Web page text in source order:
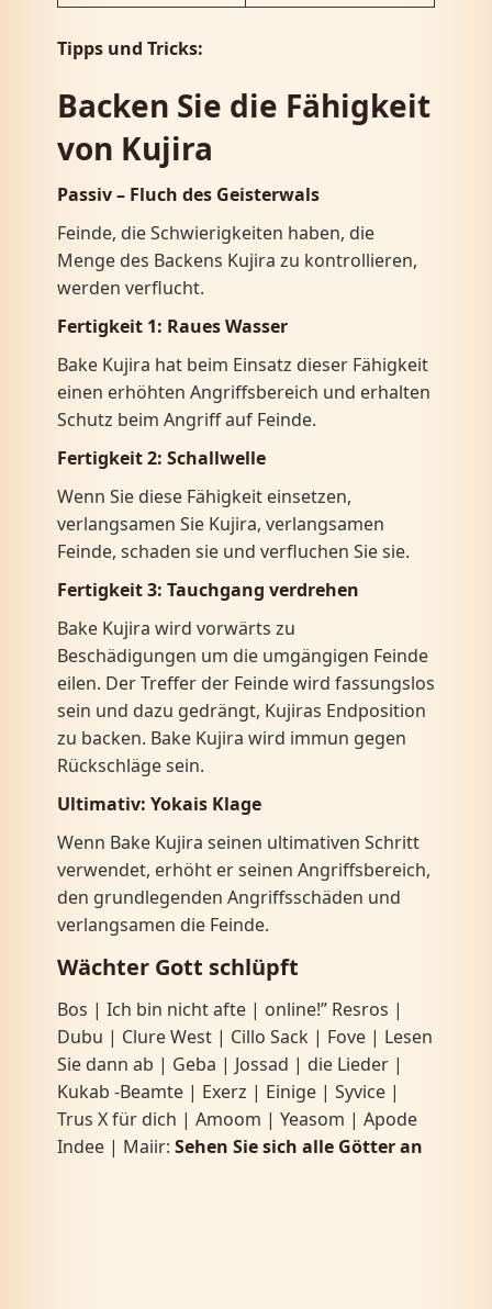
Tipps und Tricks:
Backen Sie die Fähigkeit
von Kujira
Passiv – Fluch des Geisterwals
Feinde, die Schwierigkeiten haben, die
Menge des Backens Kujira zu kontrollieren,
werden verflucht.
Fertigkeit 1: Raues Wasser
Bake Kujira hat beim Einsatz dieser Fähigkeit
einen erhöhten Angriffsbereich und erhalten
Schutz beim Angriff auf Feinde.
Fertigkeit 2: Schallwelle
Wenn Sie diese Fähigkeit einsetzen,
verlangsamen Sie Kujira, verlangsamen
Feinde, schaden sie und verfluchen Sie sie.
Fertigkeit 3: Tauchgang verdrehen
Bake Kujira wird vorwärts zu
Beschädigungen um die umgängigen Feinde
eilen. Der Treffer der Feinde wird fassungslos
sein und dazu gedrängt, Kujiras Endposition
zu backen. Bake Kujira wird immun gegen
Rückschläge sein.
Ultimativ: Yokais Klage
Wenn Bake Kujira seinen ultimativen Schritt
verwendet, erhöht er seinen Angriffsbereich,
den grundlegenden Angriffsschäden und
verlangsamen die Feinde.
Wächter Gott schlüpft
Bos | Ich bin nicht afte | online!” Resros |
Dubu | Clure West | Cillo Sack | Fove | Lesen
Sie dann ab | Geba | Jossad | die Lieder |
Kukab -Beamte | Exerz | Einige | Syvice |
Trus X für dich | Amoom | Yeasom | Apode
Indee | Maiir: Sehen Sie sich alle Götter an